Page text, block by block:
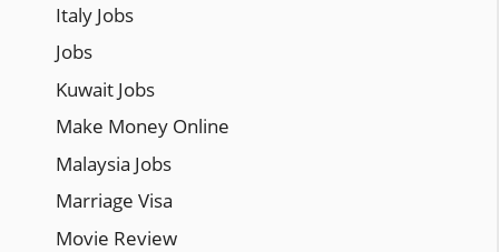
Italy Jobs
Jobs
Kuwait Jobs
Make Money Online
Malaysia Jobs
Marriage Visa
Movie Review